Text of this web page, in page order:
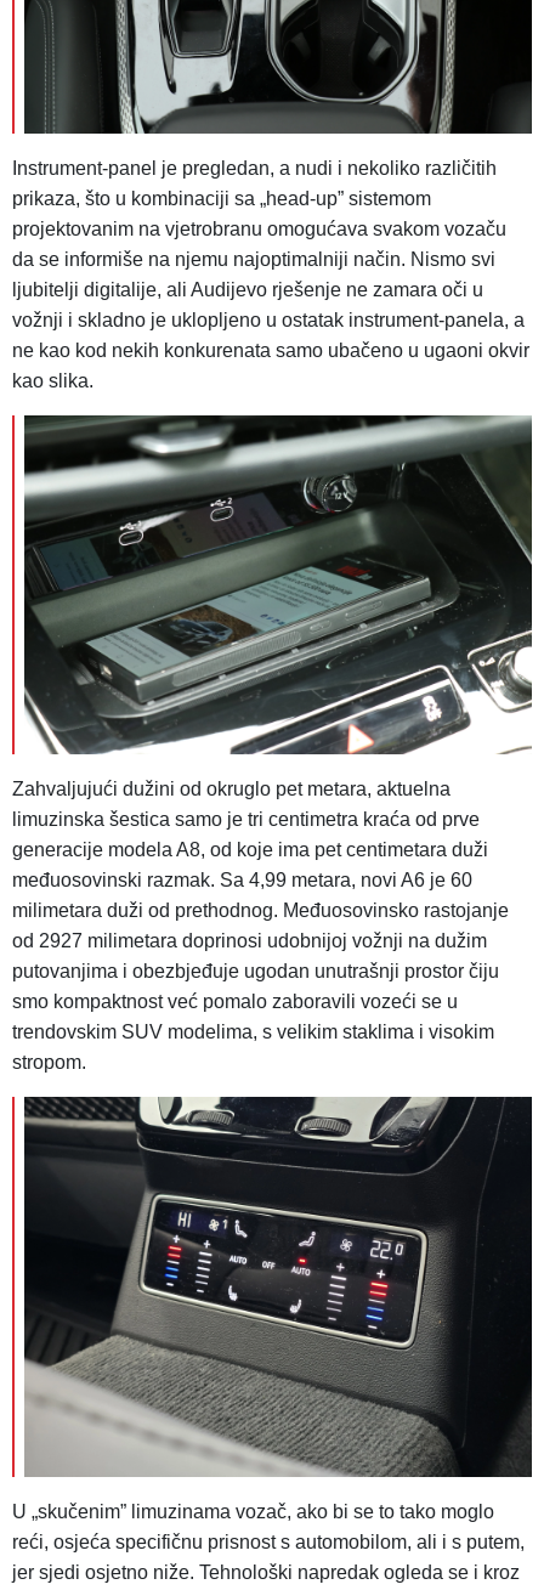
Instrument-panel je pregledan, a nudi i nekoliko različitih
prikaza, što u kombinaciji sa „head-up” sistemom
projektovanim na vjetrobranu omogućava svakom vozaču
da se informiše na njemu najoptimalniji način. Nismo svi
ljubitelji digitalije, ali Audijevo rješenje ne zamara oči u
vožnji i skladno je uklopljeno u ostatak instrument-panela, a
ne kao kod nekih konkurenata samo ubačeno u ugaoni okvir
kao slika.
Zahvaljujući dužini od okruglo pet metara, aktuelna
limuzinska šestica samo je tri centimetra kraća od prve
generacije modela A8, od koje ima pet centimetara duži
međuosovinski razmak. Sa 4,99 metara, novi A6 je 60
milimetara duži od prethodnog. Međuosovinsko rastojanje
od 2927 milimetara doprinosi udobnijoj vožnji na dužim
putovanjima i obezbjeđuje ugodan unutrašnji prostor čiju
smo kompaktnost već pomalo zaboravili vozeći se u
trendovskim SUV modelima, s velikim staklima i visokim
stropom.
U „skučenim” limuzinama vozač, ako bi se to tako moglo
reći, osjeća specifičnu prisnost s automobilom, ali i s putem,
jer sjedi osjetno niže. Tehnološki napredak ogleda se i kroz